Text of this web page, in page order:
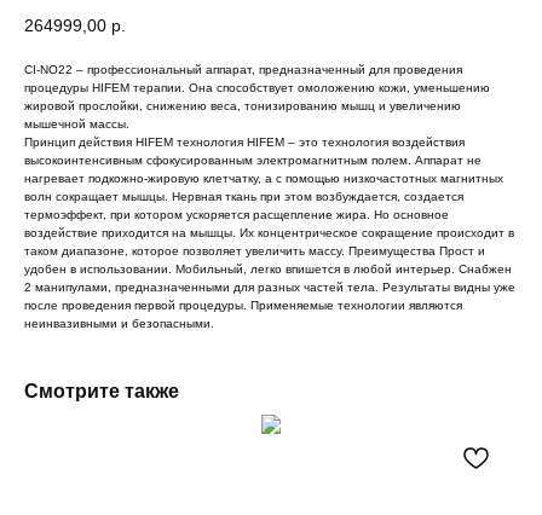
264999,00 р.
CI-NO22 – профессиональный аппарат, предназначенный для проведения
процедуры HIFEM терапии. Она способствует омоложению кожи, уменьшению
жировой прослойки, снижению веса, тонизированию мышц и увеличению
мышечной массы.
Принцип действия HIFEM технология HIFEM – это технология воздействия
высокоинтенсивным сфокусированным электромагнитным полем. Аппарат не
нагревает подкожно-жировую клетчатку, а с помощью низкочастотных магнитных
волн сокращает мышцы. Нервная ткань при этом возбуждается, создается
термоэффект, при котором ускоряется расщепление жира. Но основное
воздействие приходится на мышцы. Их концентрическое сокращение происходит в
таком диапазоне, которое позволяет увеличить массу. Преимущества Прост и
удобен в использовании. Мобильный, легко впишется в любой интерьер. Снабжен
2 манипулами, предназначенными для разных частей тела. Результаты видны уже
после проведения первой процедуры. Применяемые технологии являются
неинвазивными и безопасными.
Смотрите также